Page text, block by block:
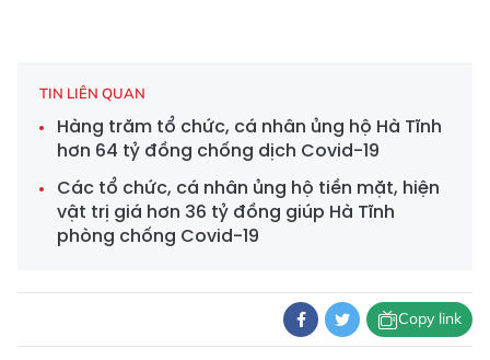
TIN LIÊN QUAN
Hàng trăm tổ chức, cá nhân ủng hộ Hà Tĩnh
hơn 64 tỷ đồng chống dịch Covid-19
Các tổ chức, cá nhân ủng hộ tiền mặt, hiện
vật trị giá hơn 36 tỷ đồng giúp Hà Tĩnh
phòng chống Covid-19
Copy link